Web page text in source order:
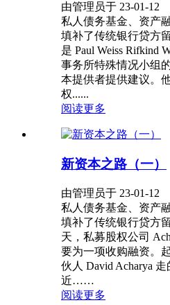
由管理员于 23-01-12
私人债务基金、资产
填补了传统银行贷方
是 Paul Weiss Rifkind
事务所特殊情况小组
本提供者提供建议。
权......
阅读更多
新资本之路（一）
由管理员于 23-01-12
私人债务基金、资产
填补了传统银行贷方
天，私募股权公司
要为一项收购融资。
伙人 David Acharya
近……
阅读更多